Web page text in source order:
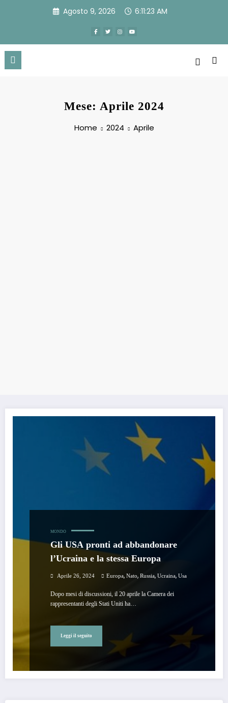
Agosto 9, 2026 6:11:23 AM
Mese: Aprile 2024
Home 2024 Aprile
MONDO
Gli USA pronti ad abbandonare
l’Ucraina e la stessa Europa
Aprile 26, 2024 Europa, Nato, Russia, Ucraina, Usa
Dopo mesi di discussioni, il 20 aprile la Camera dei
rappresentanti degli Stati Uniti ha…
Leggi il seguito